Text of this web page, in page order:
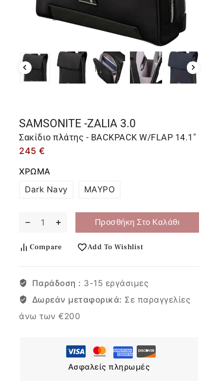
SAMSONITE -ZALIA 3.0
Σακίδιο πλάτης - BACKPACK W/FLAP 14.1"
245 €
ΧΡΩΜΑ
Dark Navy
ΜΑΥΡΟ
Προσθήκη Στο Καλάθι
Compare Add To Wishlist
Παράδοση : 3-15 εργάσιμες
Δωρεάν μεταφορικά: Σε παραγγελίες
άνω των €200
Ασφαλείς πληρωμές